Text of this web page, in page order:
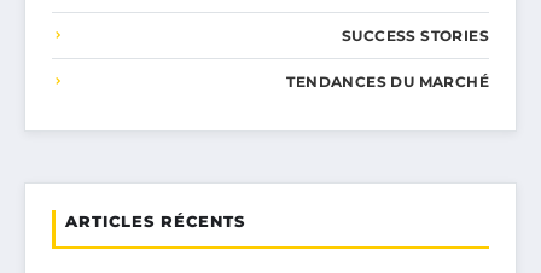
SUCCESS STORIES
TENDANCES DU MARCHÉ
ARTICLES RÉCENTS